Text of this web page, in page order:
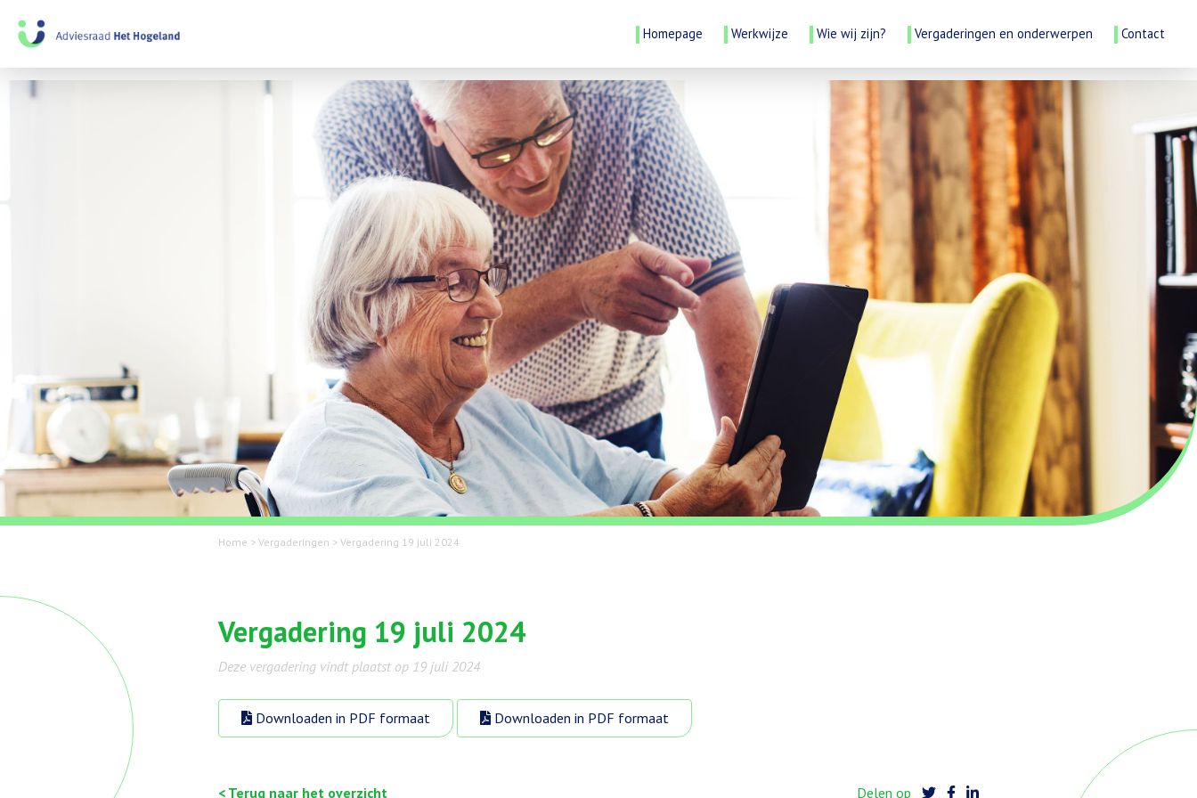
Homepage Werkwijze Wie wij zijn? Vergaderingen en onderwerpen Contact
Home > Vergaderingen > Vergadering 19 juli 2024
Vergadering 19 juli 2024
Deze vergadering vindt plaatst op 19 juli 2024
Downloaden in PDF formaat Downloaden in PDF formaat
< Terug naar het overzicht Delen op